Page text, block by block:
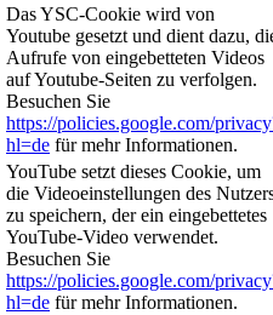
Das YSC-Cookie wird von
Youtube gesetzt und dient dazu,
Aufrufe von eingebetteten Videos
auf Youtube-Seiten zu verfolgen.
Besuchen Sie
https://policies.google.com/
hl=de für mehr Informationen.
YouTube setzt dieses Cookie, um
die Videoeinstellungen des
zu speichern, der ein eingebettetes
YouTube-Video verwendet.
Besuchen Sie
https://policies.google.com/
hl=de für mehr Informationen.